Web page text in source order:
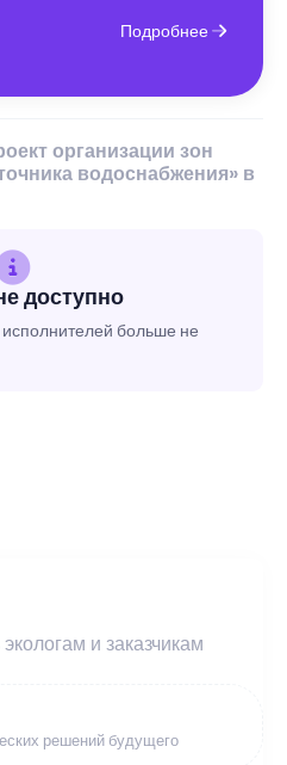
Подробнее
организации зон
водоснабжения» в
доступно
больше не
и заказчикам
решений будущего